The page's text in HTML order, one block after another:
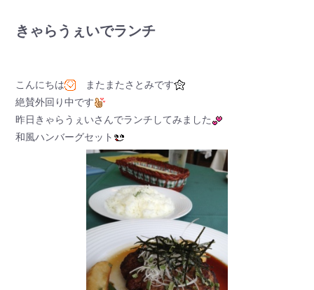
きゃらうぇいでランチ
こんにちは
またまたさとみです
絶賛外回り中です
昨日きゃらうぇいさんでランチしてみました
和風ハンバーグセット